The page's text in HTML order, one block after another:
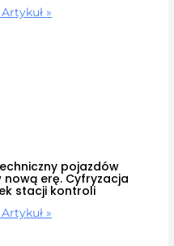
»
pojazdów
nową erę. Cyfryzacja
stacji kontroli
»